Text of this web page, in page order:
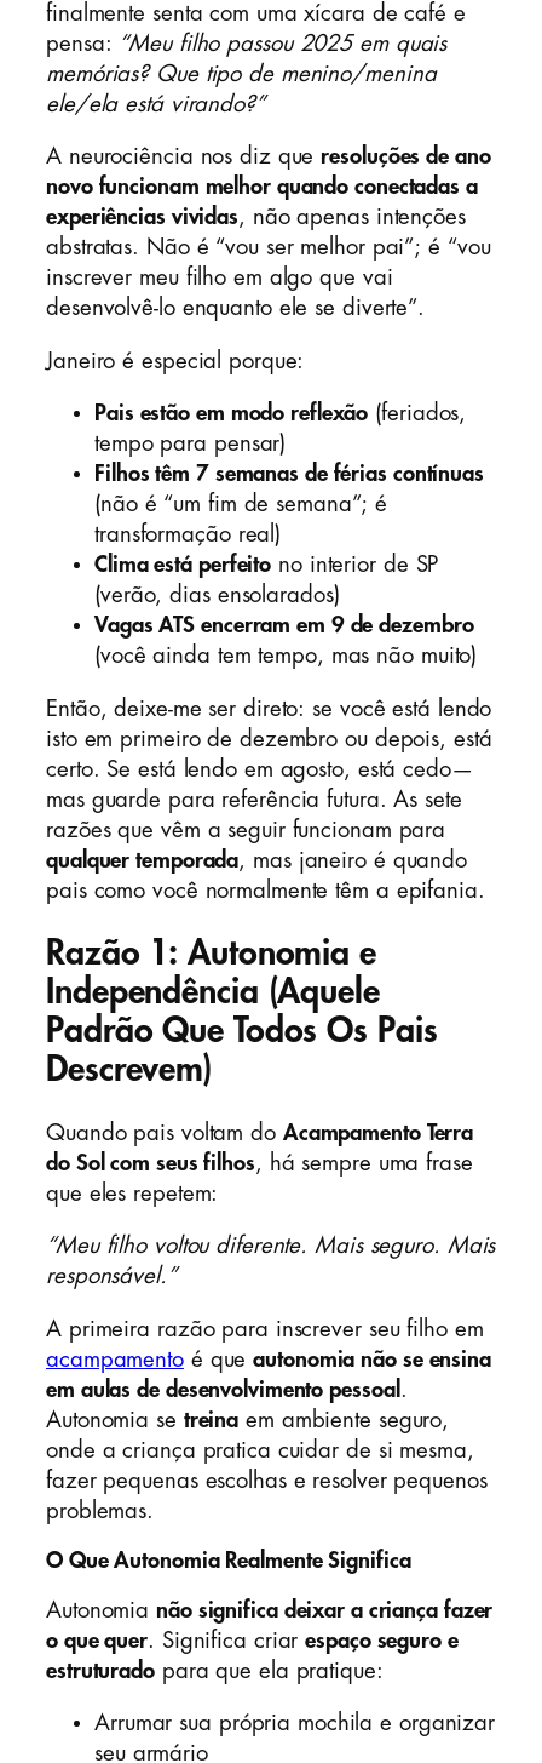
finalmente senta com uma xícara de café e
pensa: “Meu filho passou 2025 em quais
memórias? Que tipo de menino/menina
ele/ela está virando?”
A neurociência nos diz que resoluções de ano
novo funcionam melhor quando conectadas a
experiências vividas, não apenas intenções
abstratas. Não é “vou ser melhor pai”; é “vou
inscrever meu filho em algo que vai
desenvolvê-lo enquanto ele se diverte”.
Janeiro é especial porque:
Pais estão em modo reflexão (feriados,
tempo para pensar)
Filhos têm 7 semanas de férias contínuas
(não é “um fim de semana”; é
transformação real)
Clima está perfeito no interior de SP
(verão, dias ensolarados)
Vagas ATS encerram em 9 de dezembro
(você ainda tem tempo, mas não muito)
Então, deixe-me ser direto: se você está lendo
isto em primeiro de dezembro ou depois, está
certo. Se está lendo em agosto, está cedo—
mas guarde para referência futura. As sete
razões que vêm a seguir funcionam para
qualquer temporada, mas janeiro é quando
pais como você normalmente têm a epifania.
Razão 1: Autonomia e
Independência (Aquele
Padrão Que Todos Os Pais
Descrevem)
Quando pais voltam do Acampamento Terra
do Sol com seus filhos, há sempre uma frase
que eles repetem:
“Meu filho voltou diferente. Mais seguro. Mais
responsável.”
A primeira razão para inscrever seu filho em
acampamentoé queautonomia não se ensina
em aulas de desenvolvimento pessoal .
Autonomia se treina em ambiente seguro,
onde a criança pratica cuidar de si mesma,
fazer pequenas escolhas e resolver pequenos
problemas.
O Que Autonomia Realmente Significa
Autonomia não significa deixar a criança fazer
o que quer. Significa criarespaço seguro e
estruturadopara que ela pratique:
Arrumar sua própria mochila e organizar
seu armário